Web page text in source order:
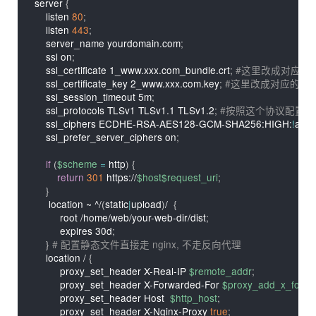
server {
    listen
80;
    listen
443;
    server_name yourdomain.com
;
    ssl on
;
    ssl_certificate 1_www.xxx.com_bundle.crt
; #这里改成对应的
    ssl_certificate_key 2_www.xxx.com.key
; #这里改成对应的文
    ssl_session_timeout 5m
;
    ssl_protocols TLSv1 TLSv1.1 TLSv1.2
; #按照这个协议配置
    ssl_ciphers ECDHE-RSA-AES128-GCM-SHA256:HIGH:
!
    ssl_prefer_server_ciphers on
;
if ($scheme = http) {
return 301 https://$host$request_uri;
}
     location ~ ^/
(static|upload)/ {
         root /home/web/your-web-dir/dist
;
         expires 30d
;
} # 配置静态文件直接走 nginx, 不走反向代理
    location /
{
         proxy_set_header X-Real-IP
$remote_addr;
         proxy_set_header X-Forwarded-For
         proxy_set_header Host
$http_host;
         proxy_set_header X-Nginx-Proxy
true;